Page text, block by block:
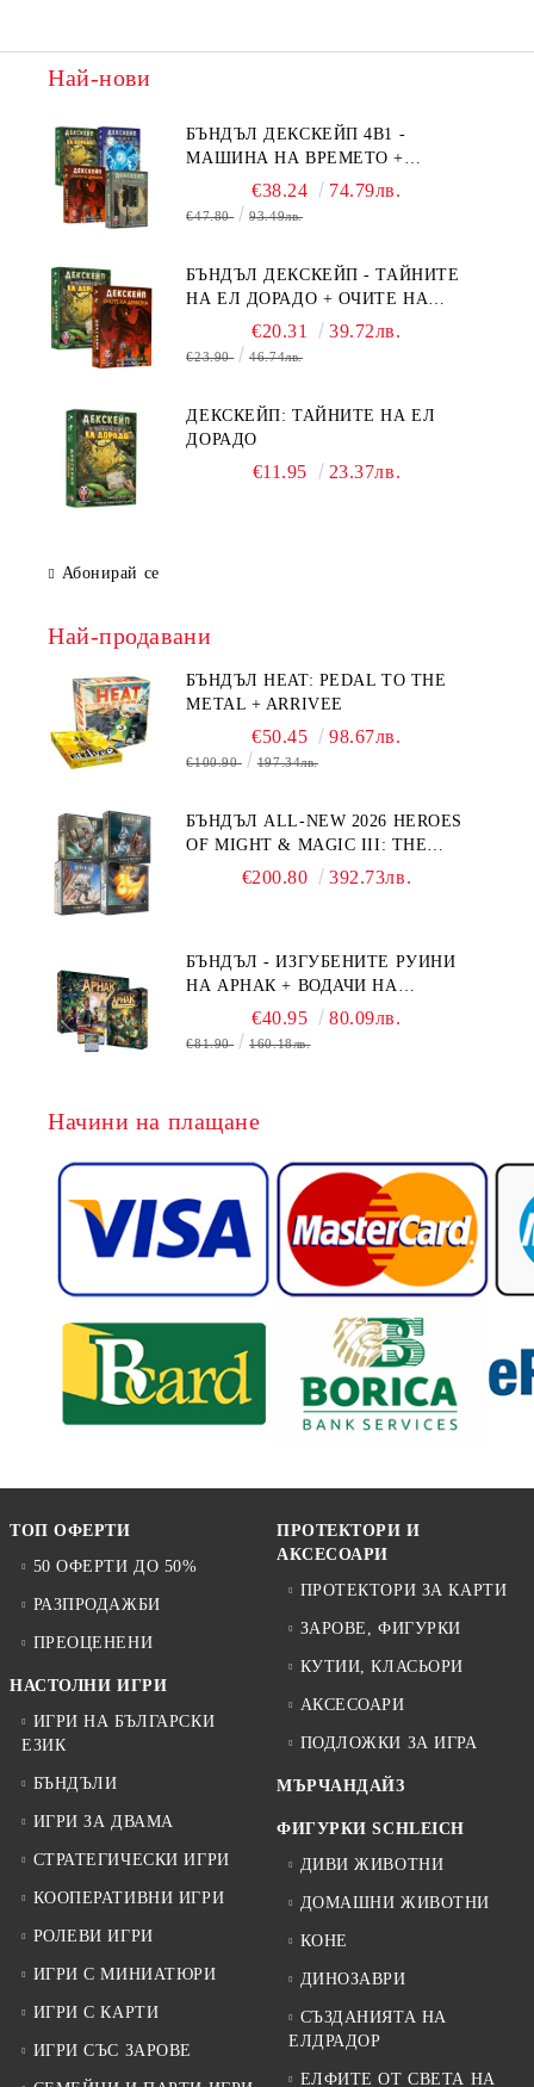
Най-нови
БЪНДЪЛ ДЕКСКЕЙП 4В1 -
МАШИНА НА ВРЕМЕТО +
БЯГСТВО ОТ АЛКАТРАЗ +
ТАЙНИТЕ НА ЕЛ ДОРАДО +
€38.24 74.79лв.
€47.80 93.49лв.
БЪНДЪЛ ДЕКСКЕЙП - ТАЙНИТЕ
НА ЕЛ ДОРАДО + ОЧИТЕ НА
ДРАКОНА€20.31 39.72лв.
€23.90 46.74лв.
ДЕКСКЕЙП: ТАЙНИТЕ НА ЕЛ
ДОРАДО
€11.95 23.37лв.
Абонирай се
Най-продавани
БЪНДЪЛ HEAT: PEDAL TO THE
METAL + ARRIVEE
€50.45 98.67лв.
€100.90 197.34лв.
БЪНДЪЛ ALL-NEW 2026 HEROES
OF MIGHT & MAGIC III: THE
BOARD GAME EXPANSIONS -
€200.80 392.73лв.
БЪНДЪЛ - ИЗГУБЕНИТЕ РУИНИ
НА АРНАК + ВОДАЧИ НА
ЕКСПЕДИЦИИ + ПРОМО КАРТИ
БЕЗПЛАТНО
€40.95 80.09лв.
€81.90 160.18лв.
Начини на плащане
ТОП ОФЕРТИ
50 ОФЕРТИ ДО 50%
РАЗПРОДАЖБИ
ПРЕОЦЕНЕНИ
НАСТОЛНИ ИГРИ
ИГРИ НА БЪЛГАРСКИ
ЕЗИК
БЪНДЪЛИ
ИГРИ ЗА ДВАМА
СТРАТЕГИЧЕСКИ ИГРИ
КООПЕРАТИВНИ ИГРИ
РОЛЕВИ ИГРИ
ИГРИ С МИНИАТЮРИ
ИГРИ С КАРТИ
ИГРИ СЪС ЗАРОВЕ
ПРОТЕКТОРИ И
АКСЕСОАРИ
ПРОТЕКТОРИ ЗА КАРТИ
ЗАРОВЕ, ФИГУРКИ
КУТИИ, КЛАСЬОРИ
АКСЕСОАРИ
ПОДЛОЖКИ ЗА ИГРА
МЪРЧАНДАЙЗ
ФИГУРКИ SCHLEICH
ДИВИ ЖИВОТНИ
ДОМАШНИ ЖИВОТНИ
КОНЕ
ДИНОЗАВРИ
СЪЗДАНИЯТА НА
ЕЛДРАДОР
ЕЛФИТЕ ОТ СВЕТА НА